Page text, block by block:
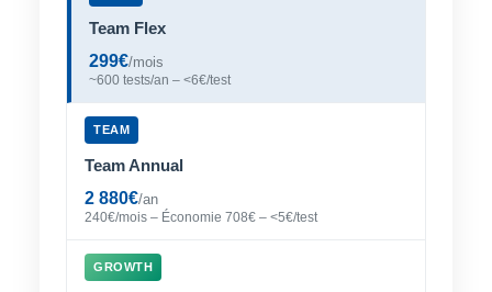
Team Flex
299€/mois
~600 tests/an – <6€/test
TEAM
Team Annual
2 880€/an
240€/mois – Économie 708€ – <5€/test
GROWTH